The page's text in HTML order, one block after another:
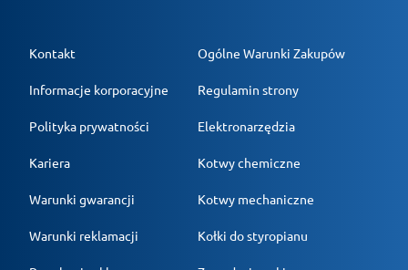
Kontakt
Informacje korporacyjne
Polityka prywatności
Kariera
Warunki gwarancji
Warunki reklamacji
Ogólne Warunki Zakupów
Regulamin strony
Elektronarzędzia
Kotwy chemiczne
Kotwy mechaniczne
Kołki do styropianu